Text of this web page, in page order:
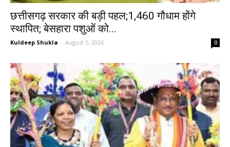
छत्तीसगढ़ सरकार की बड़ी पहल;1,460 गौधाम होंगे
स्थापित; बेसहारा पशुओं को...
Kuldeep Shukla - August 5, 2026 0